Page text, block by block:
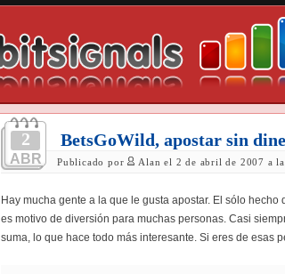
2
ABR
BetsGoWild, apostar sin
Publicado por Alan el 2 de abril de 2007 a
Hay mucha gente a la que le gusta apostar. El sólo
es motivo de diversión para muchas personas. Casi
suma, lo que hace todo más interesante. Si eres de esas